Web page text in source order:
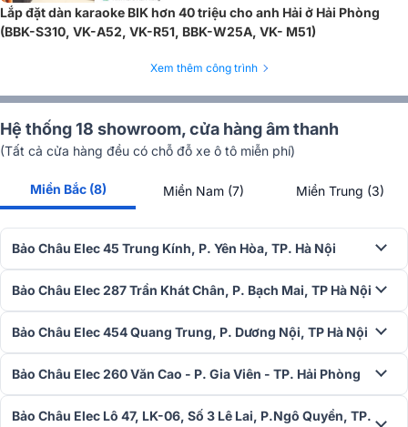
Cục đẩy công suất4 kênh BIK VK-A54 cung cấp công suất mạnh
mẽ: mỗi kênh đạt 600W ở 8Ω và 900W ở 4Ω, phù hợp cả loa full và
Đáp tuyến tần số rộng 20Hz – 20kHz giúp tái tạo âm thanh chi tiết,
đầy đủ dải trầm – trung – cao. Độ méo hài tổng chỉ 0,15%, đảm bảo
âm thanh nguyên bản, không biến dạng khi khuếch đại. Đầu vào
chuẩn 1V tương thích tốt với mixer, vang số, đầu karaoke.
Lắp đặt dàn karaoke BIK hơn 40 triệu cho anh Hải ở Hải Phòng
(BBK-S310, VK-A52, VK-R51, BBK-W25A, VK- M51)
Xem thêm công trình
Hệ thống 18 showroom, cửa hàng âm thanh
(Tất cả cửa hàng đều có chỗ đỗ xe ô tô miễn phí)
Miền Bắc (8) Miền Nam (7) Miền Trung (3)
Bảo Châu Elec 45 Trung Kính, P. Yên Hòa, TP. Hà Nội
Bảo Châu Elec 287 Trần Khát Chân, P. Bạch Mai, TP Hà Nội
Bảo Châu Elec 454 Quang Trung, P. Dương Nội, TP Hà Nội
Bảo Châu Elec 260 Văn Cao - P. Gia Viên - TP. Hải Phòng
Bảo Châu Elec Lô 47, LK-06, Số 3 Lê Lai, P.Ngô Quyền, TP.